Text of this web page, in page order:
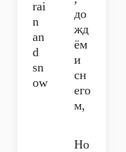
rai
n
an
d
sn
ow
до
жд
ём
и
сн
его
м,
Но